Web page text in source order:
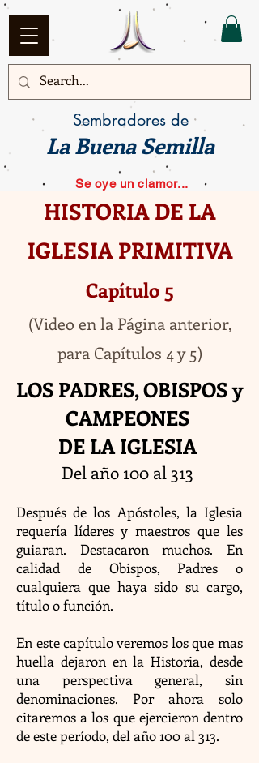
Sembradores de
La Buena Semilla
Se oye un clamor...
HISTORIA DE LA
IGLESIA PRIMITIVA
Capítulo 5
(Video en la Página anterior,
para Capítulos 4 y 5)
LOS PADRES, OBISPOS y
CAMPEONES
DE LA IGLESIA
Del año 100 al 313
Después de los Apóstoles, la Iglesia
requería líderes y maestros que les
guiaran. Destacaron muchos. En
calidad de Obispos, Padres o
cualquiera que haya sido su cargo,
título o función.
En este capítulo veremos los que mas
huella dejaron en la Historia, desde
una perspectiva general, sin
denominaciones. Por ahora solo
citaremos a los que ejercieron dentro
de este período, del año 100 al 313.